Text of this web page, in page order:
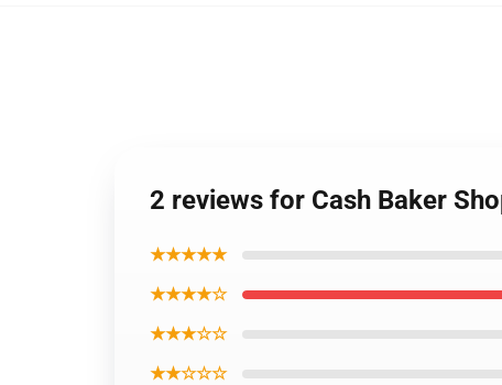
2 reviews for Cash Baker
★★★★★
★★★★☆
★★★☆☆
★★☆☆☆